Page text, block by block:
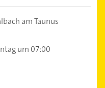
am Taunus
um 07:00